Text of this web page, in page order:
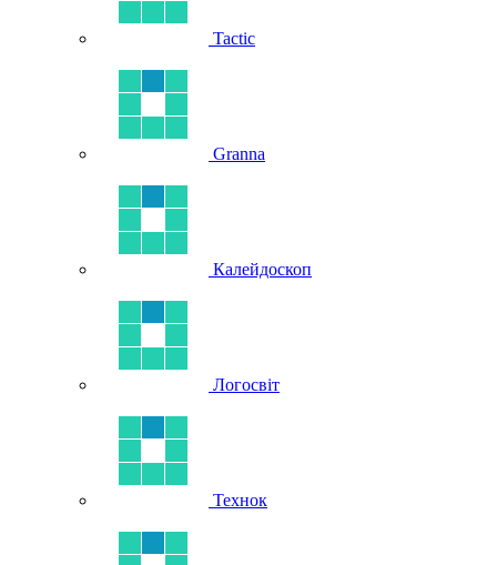
Tactic
Granna
Калейдоскоп
Логосвіт
Технок